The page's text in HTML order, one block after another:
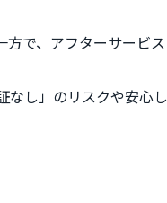
で、アフターサービス
なし」のリスクや安心し